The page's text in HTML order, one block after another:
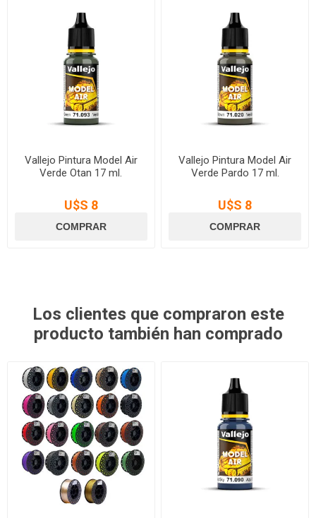
Vallejo Pintura Model Air
Verde Otan 17 ml.
U$S 8
Vallejo Pintura Model Air
Verde Pardo 17 ml.
U$S 8
Los clientes que compraron este
producto también han comprado